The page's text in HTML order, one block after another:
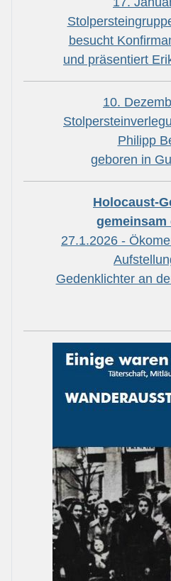
besucht
und präsentiert
10.
Philipp
geboren in
Holocaust-
gemeinsam
27.1.2026 -
Gedenklichter an